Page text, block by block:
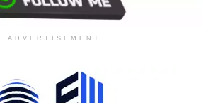
ADVERTISEMENT